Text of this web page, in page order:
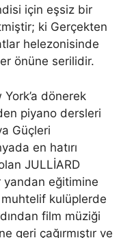
için eşsiz bir
ki Gerçekten
helezonisinde
önüne serilidir.
York’a dönerek
piyano dersleri
Güçleri
en hatırı
JULLİARD
yandan eğitimine
kulüplerde
film müziği
geri çağırmıştır ve